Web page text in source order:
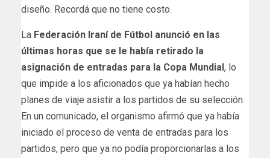
diseño. Recordá que no tiene costo.
La Federación Iraní de Fútbol anunció en las
últimas horas que se le había retirado ‌la
asignación de entradas para la ‌Copa ⁠Mundial , lo
que impide a los aficionados que ya habían hecho
planes de viaje asistir a los partidos de su selección.
En un comunicado, el organismo afirmó que ya había
iniciado el proceso de venta de entradas ​para los
partidos, pero que ya no podía proporcionarlas ​a los